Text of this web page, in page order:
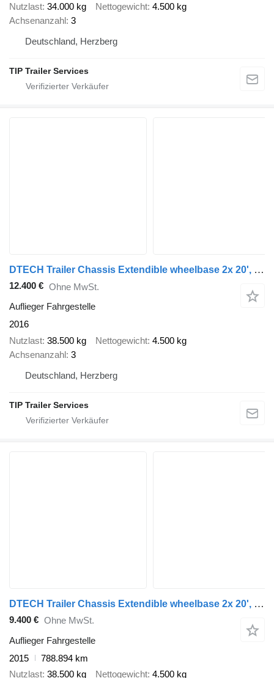
Nutzlast 34.000 kg Nettogewicht 4.500 kg
Achsenanzahl 3
Deutschland, Herzberg
TIP Trailer Services
DTECH Trailer Chassis Extendible wheelbase 2x 20', 30', 40' and
12.400 € Ohne MwSt.
Auflieger Fahrgestelle
2016
Nutzlast 38.500 kg Nettogewicht 4.500 kg
Achsenanzahl 3
Deutschland, Herzberg
TIP Trailer Services
DTECH Trailer Chassis Extendible wheelbase 2x 20', 30', 40' and
9.400 € Ohne MwSt.
Auflieger Fahrgestelle
2015
788.894 km
Nutzlast 38.500 kg Nettogewicht 4.500 kg